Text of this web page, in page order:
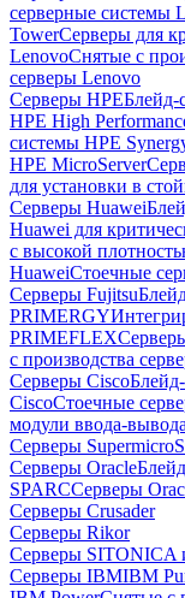
серверные системы
TowerСерверы для
LenovoСнятые с
серверы Lenovo
Серверы HPEБлейд-
HPE High
системы HPE
HPE MicroServer
для установки в
Серверы Huawei
Huawei для
с высокой
HuaweiСтоечные
Серверы Fujitsu
PRIMERGY
PRIMEFLEX
с производства
Серверы Cisco
CiscoСтоечные
модули ввода-
Серверы Supermicro
Серверы Oracle
SPARCСерверы
Серверы Crusader
Серверы Rikor
Серверы SITONICA
Серверы IBMIBM